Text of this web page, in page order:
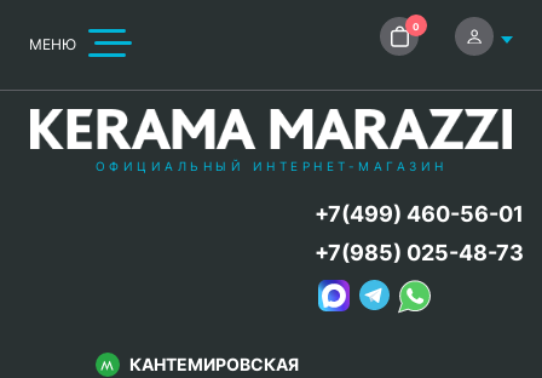
МЕНЮ
0
ОФИЦИАЛЬНЫЙ ИНТЕРНЕТ-МАГАЗИН
КАНТЕМИРОВСКАЯ
+7(499) 460-56-01
+7(985) 025-48-73